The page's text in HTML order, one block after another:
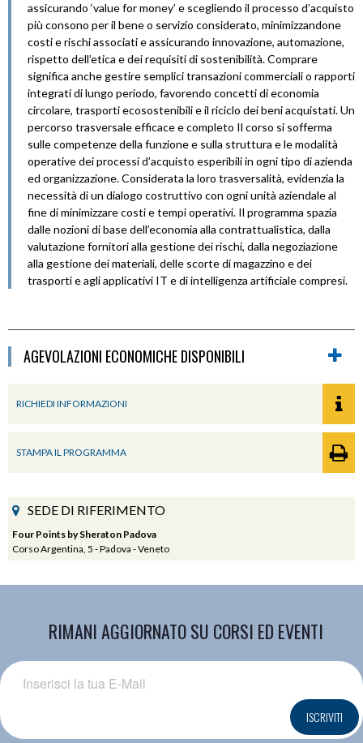
assicurando ‘value for money’ e scegliendo il processo d’acquisto
più consono per il bene o servizio considerato, minimizzandone
costi e rischi associati e assicurando innovazione, automazione,
rispetto dell’etica e dei requisiti di sostenibilità. Comprare
significa anche gestire semplici transazioni commerciali o rapporti
integrati di lungo periodo, favorendo concetti di economia
circolare, trasporti ecosostenibili e il riciclo dei beni acquistati. Un
percorso trasversale efficace e completo Il corso si sofferma
sulle competenze della funzione e sulla struttura e le modalità
operative dei processi d’acquisto esperibili in ogni tipo di azienda
ed organizzazione. Considerata la loro trasversalità, evidenzia la
necessità di un dialogo costruttivo con ogni unità aziendale al
fine di minimizzare costi e tempi operativi. Il programma spazia
dalle nozioni di base dell’economia alla contrattualistica, dalla
valutazione fornitori alla gestione dei rischi, dalla negoziazione
alla gestione dei materiali, delle scorte di magazzino e dei
trasporti e agli applicativi IT e di intelligenza artificiale compresi.
AGEVOLAZIONI ECONOMICHE DISPONIBILI
RICHIEDI INFORMAZIONI
STAMPA IL PROGRAMMA
SEDE DI RIFERIMENTO
Four Points by Sheraton Padova
Corso Argentina, 5 - Padova - Veneto
RIMANI AGGIORNATO SU CORSI ED EVENTI
ISCRIVITI